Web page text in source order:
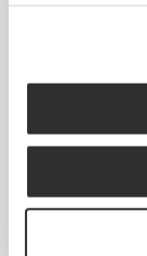
Kesätyöntekijän